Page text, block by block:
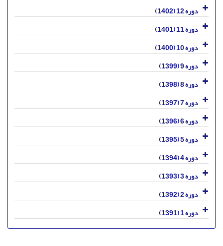
دوره 12 (1402)
دوره 11 (1401)
دوره 10 (1400)
دوره 9 (1399)
دوره 8 (1398)
دوره 7 (1397)
دوره 6 (1396)
دوره 5 (1395)
دوره 4 (1394)
دوره 3 (1393)
دوره 2 (1392)
دوره 1 (1391)